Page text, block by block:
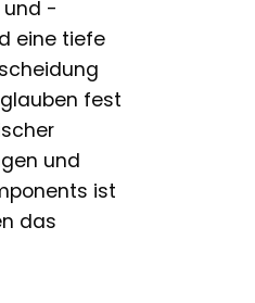
und -
eine tiefe
fest
und
ist
das